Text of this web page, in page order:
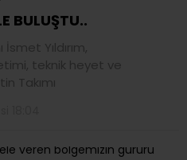
BULUŞTU..
Yıldırım,
teknik heyet ve
Takımı